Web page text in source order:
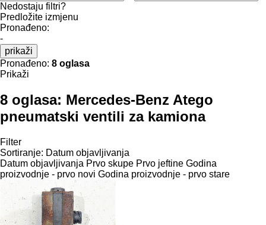
Nedostaju filtri?
Predložite izmjenu
Pronađeno:
-
prikaži
Pronađeno: 8 oglasa
Prikaži
8 oglasa: Mercedes-Benz Atego
pneumatski ventili za kamiona
Filter
Sortiranje: Datum objavljivanja
Datum objavljivanja Prvo skupe Prvo jeftine Godina
proizvodnje - prvo novi Godina proizvodnje - prvo stare